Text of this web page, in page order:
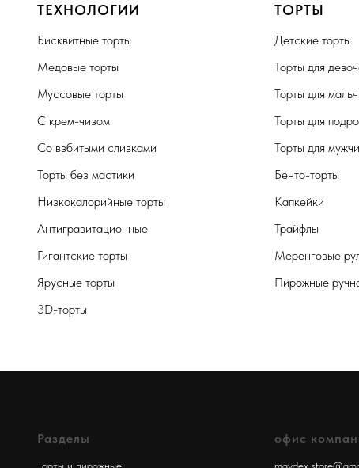
ТЕХНОЛОГИИ
Бисквитные торты
Медовые торты
Муссовые торты
С крем-чизом
Со взбитыми сливками
Торты без мастики
Низкокалорийные торты
Антигравитационные
Гигантские торты
Ярусные торты
3D-торты
ТОРТЫ
Детские торты
Торты для
Торты для
Торты для
Торты для
Бенто-торты
Капкейки
Трайфлы
Меренговые
Пирожные
Разделы офис